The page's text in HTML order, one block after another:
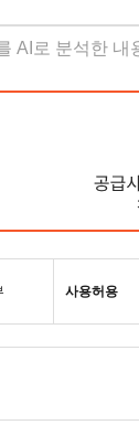
AI로 분석한
사용허용